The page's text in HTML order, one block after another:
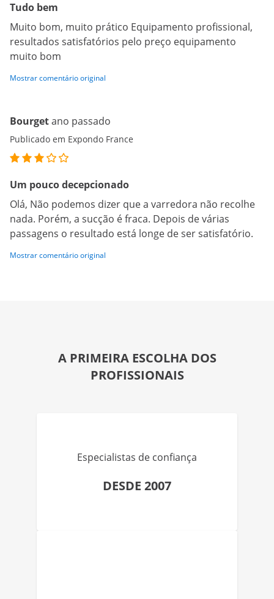
Tudo bem
Muito bom, muito prático Equipamento profissional,
resultados satisfatórios pelo preço equipamento
muito bom
Mostrar comentário original
Bourgetano passado
Publicado em Expondo France
Um pouco decepcionado
Olá, Não podemos dizer que a varredora não recolhe
nada. Porém, a sucção é fraca. Depois de várias
passagens o resultado está longe de ser satisfatório.
Mostrar comentário original
A PRIMEIRA ESCOLHA DOS
PROFISSIONAIS
Especialistas de confiança
DESDE 2007